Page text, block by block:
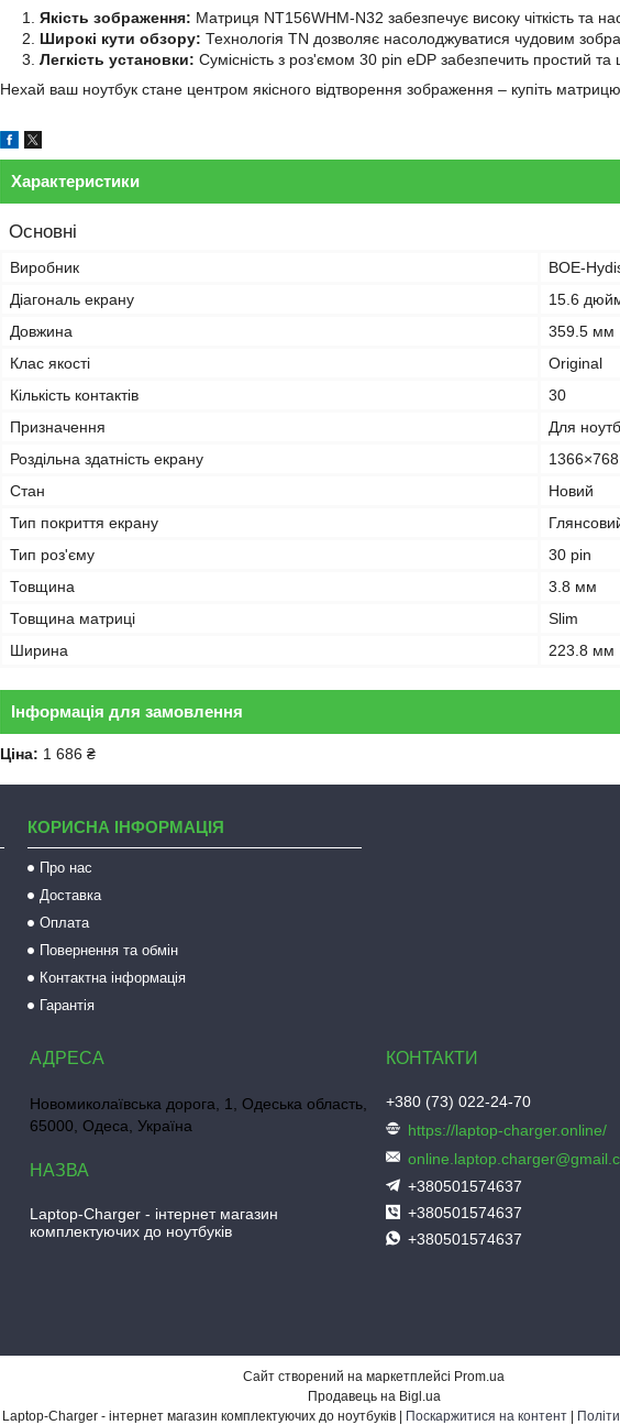
Якість зображення: Матриця NT156WHM-N32 забезпечує високу чіткість та
Широкі кути обзору: Технологія TN дозволяє насолоджуватися чудовим
Легкість установки: Сумісність з роз'ємом 30 pin eDP забезпечить простий
Нехай ваш ноутбук стане центром якісного відтворення зображення – купіть
Характеристики
Основні
Виробник
BOE-
Діагональ екрану
15.6
Довжина
359.5 мм
Клас якості
Original
Кількість контактів
30
Призначення
Для
Роздільна здатність екрану
1366×768
Стан
Новий
Тип покриття екрану
Тип роз'єму
30 pin
Товщина
3.8 мм
Товщина матриці
Slim
Ширина
223.8 мм
Інформація для замовлення
Ціна: 1 686 ₴
КОРИСНА ІНФОРМАЦІЯ
Про нас
Доставка
Оплата
Повернення та обмін
Контактна інформація
Гарантія
Новомиколаївська дорога, 1, Одеська область,
65000, Одеса, Україна
Laptop-Charger - інтернет магазин
комплектуючих до ноутбуків
+380 (73) 022-24-70
https://laptop-charger.online/
+380501574637
+380501574637
+380501574637
Сайт створений на маркетплейсі Prom.ua
Продавець на Bigl.ua
Поскаржитися на контент